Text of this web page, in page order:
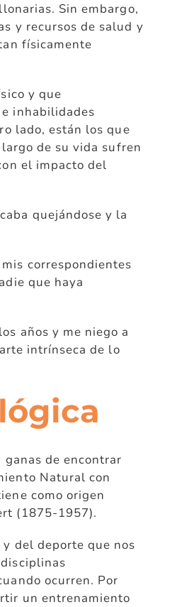
Sin embargo,
y recursos de salud y
físicamente
y que
inhabilidades
lado, están los que
de su vida sufren
el impacto del
quejándose y la
correspondientes
que haya
años y me niego a
intrínseca de lo
de encontrar
Natural con
como origen
(1875-1957).
del deporte que nos
ocurren. Por
un entrenamiento